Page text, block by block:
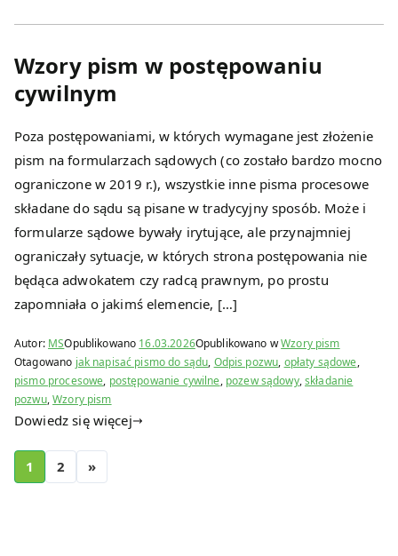
Wzory pism w postępowaniu
cywilnym
Poza postępowaniami, w których wymagane jest złożenie
pism na formularzach sądowych (co zostało bardzo mocno
ograniczone w 2019 r.), wszystkie inne pisma procesowe
składane do sądu są pisane w tradycyjny sposób. Może i
formularze sądowe bywały irytujące, ale przynajmniej
ograniczały sytuacje, w których strona postępowania nie
będąca adwokatem czy radcą prawnym, po prostu
zapomniała o jakimś elemencie, […]
Autor: MSOpublikowano 16.03.2026Opublikowano wWzory pism
Otagowano jak napisać pismo do sądu, Odpis pozwu, opłaty sądowe,
pismo procesowe, postępowanie cywilne, pozew sądowy,składanie
pozwu,Wzory pism
Dowiedz się więcej
1 2 »